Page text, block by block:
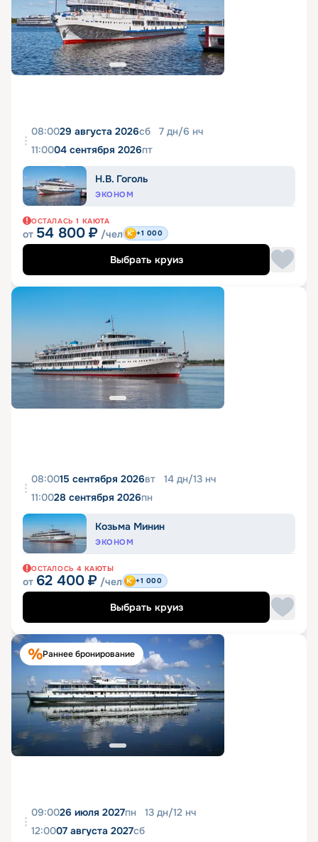
08:0029 августа 2026сб 7 дн/6 нч
11:0004 сентября 2026пт
Н.В. Гоголь
ЭКОНОМ
ОСТАЛАСЬ 1 КАЮТА
от 54 800 ₽ /чел +1 000
Выбрать круиз
08:0015 сентября 2026вт 14 дн/13 нч
11:0028 сентября 2026пн
Козьма Минин
ЭКОНОМ
ОСТАЛОСЬ 4 КАЮТЫ
от 62 400 ₽ /чел +1 000
Выбрать круиз
Раннее бронирование
09:0026 июля 2027пн 13 дн/12 нч
12:0007 августа 2027сб